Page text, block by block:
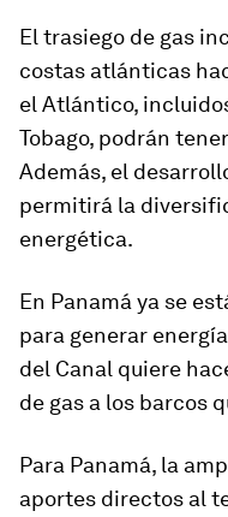
El trasiego de gas
costas atlánticas
el Atlántico,
Tobago, podrán
Además, el
permitirá la
energética.
En Panamá ya se
para generar
del Canal quiere
de gas a los barcos
Para Panamá, la
aportes directos al